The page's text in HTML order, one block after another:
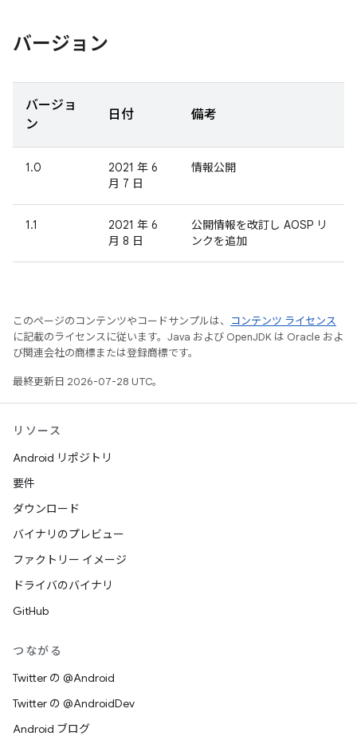
バージョン
バージョ
ン
日付 備考
1.0
2021 年 6
月 7 日
情報公開
1.1
2021 年 6
月 8 日
公開情報を改訂し AOSP リ
ンクを追加
このページのコンテンツやコードサンプルは、
コンテンツ ライセンス
に記載のライセンスに従います。Java および OpenJDK は Oracle およ
び関連会社の商標または登録商標です。
最終更新日 2026-07-28 UTC。
リソース
Android リポジトリ
要件
ダウンロード
バイナリのプレビュー
ファクトリー イメージ
ドライバのバイナリ
GitHub
つながる
Twitter の @Android
Twitter の @AndroidDev
Android ブログ